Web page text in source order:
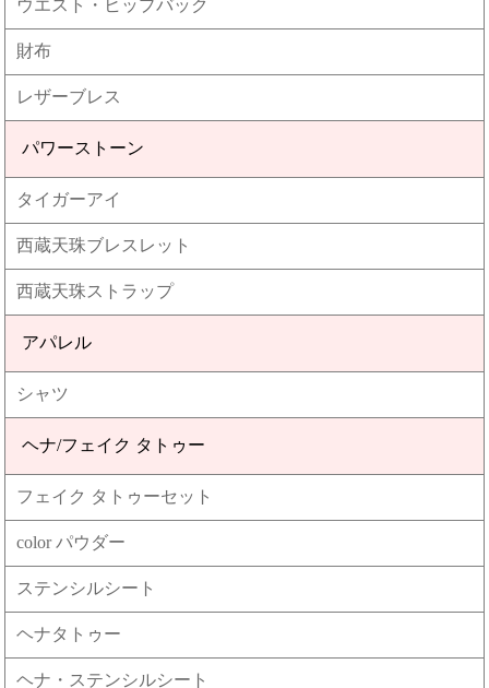
ウエスト・ヒップバック
財布
レザーブレス
パワーストーン
タイガーアイ
西蔵天珠ブレスレット
西蔵天珠ストラップ
アパレル
シャツ
ヘナ/フェイク タトゥー
フェイク タトゥーセット
color パウダー
ステンシルシート
ヘナタトゥー
ヘナ・ステンシルシート